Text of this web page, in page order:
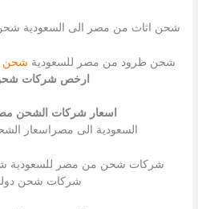
شحن اثاث من مصر الى السعودية
شحن طرود من مصر للسعودية شحن
ارخص شركات
اسعار شركات الشحن مصر
السعودية الى مصراسعار
شركات شحن من مصر للسعودية
شركات شحن